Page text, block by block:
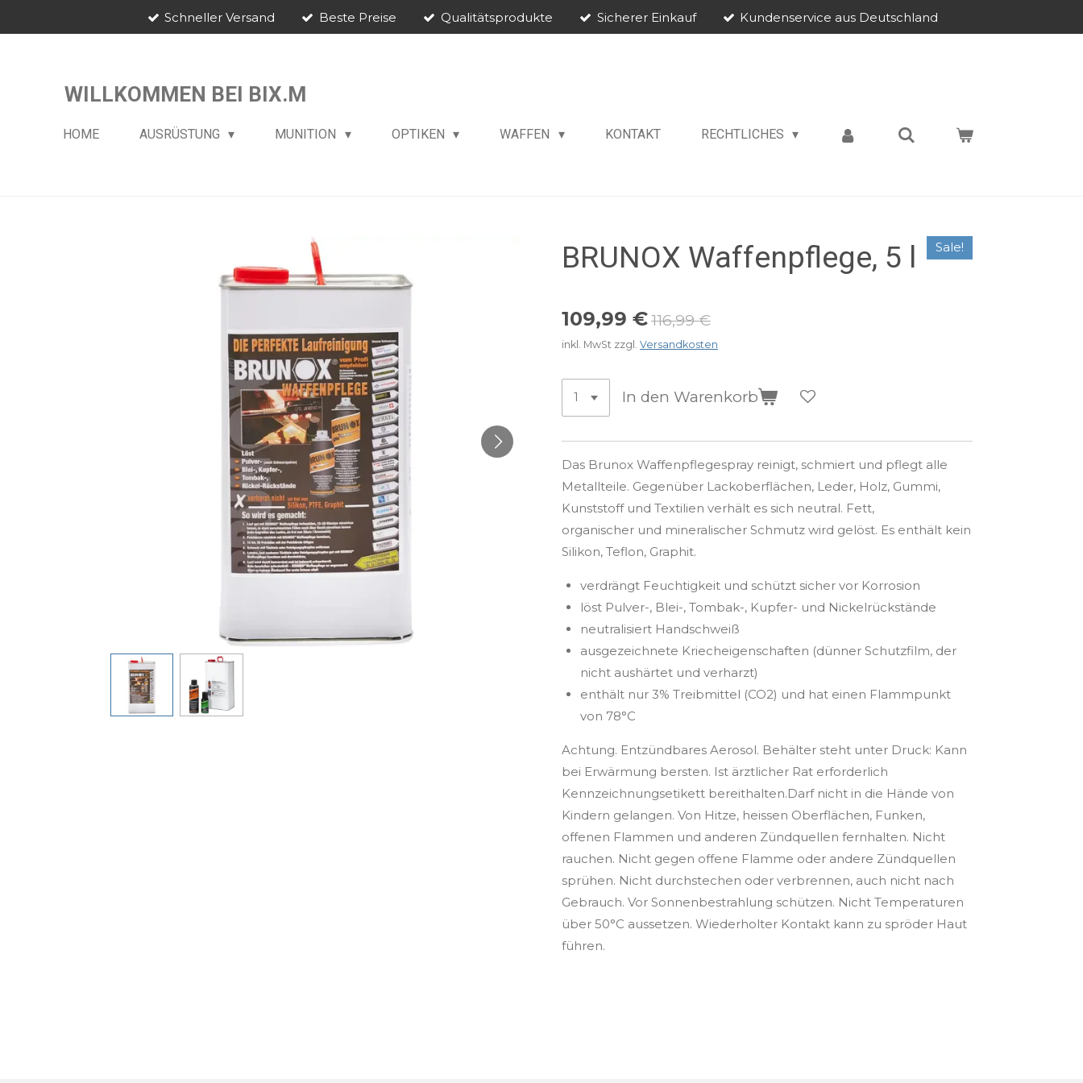
Schneller Versand Beste Preise Qualitätsprodukte Sicherer Einkauf Kundenservice aus Deutschland
WILLKOMMEN BEI BIX.M
HOME AUSRÜSTUNG MUNITION OPTIKEN WAFFEN KONTAKT RECHTLICHES
BRUNOX Waffenpflege, 5 l Sale!
109,99 €116,99 €
inkl. MwSt zzgl. Versandkosten
In den Warenkorb
Das Brunox Waffenpflegespray reinigt, schmiert und pflegt alle
Metallteile. Gegenüber Lackoberflächen, Leder, Holz, Gummi,
Kunststoff und Textilien verhält es sich neutral. Fett,
organischer und mineralischer Schmutz wird gelöst. Es enthält kein
Silikon, Teflon, Graphit.
verdrängt Feuchtigkeit und schützt sicher vor Korrosion
löst Pulver-, Blei-, Tombak-, Kupfer- und Nickelrückstände
neutralisiert Handschweiß
ausgezeichnete Kriecheigenschaften (dünner Schutzfilm, der
nicht aushärtet und verharzt)
enthält nur 3% Treibmittel (CO2) und hat einen Flammpunkt
von 78°C
Achtung. Entzündbares Aerosol. Behälter steht unter Druck: Kann
bei Erwärmung bersten. Ist ärztlicher Rat erforderlich
Kennzeichnungsetikett bereithalten.Darf nicht in die Hände von
Kindern gelangen. Von Hitze, heissen Oberflächen, Funken,
offenen Flammen und anderen Zündquellen fernhalten. Nicht
rauchen. Nicht gegen offene Flamme oder andere Zündquellen
sprühen. Nicht durchstechen oder verbrennen, auch nicht nach
Gebrauch. Vor Sonnenbestrahlung schützen. Nicht Temperaturen
über 50°C aussetzen. Wiederholter Kontakt kann zu spröder Haut
führen.